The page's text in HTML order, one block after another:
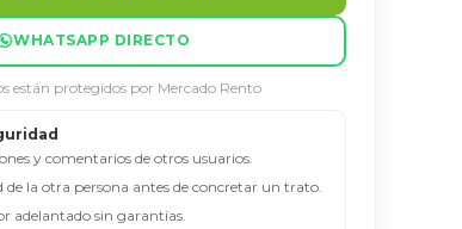
WHATSAPP DIRECTO
están protegidos por Mercado Rento
y comentarios de otros usuarios.
de la otra persona antes de concretar un trato.
adelantado sin garantías.